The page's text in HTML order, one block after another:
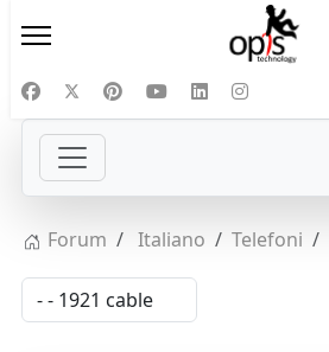
Forum Italiano Telefoni